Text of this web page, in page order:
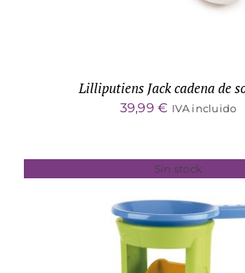
Lilliputiens Jack cadena de
39,99€ IVA incluido
Sin stock